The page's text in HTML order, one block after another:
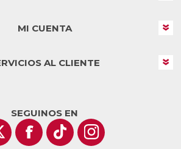
MI CUENTA
AL CLIENTE
SEGUINOS EN